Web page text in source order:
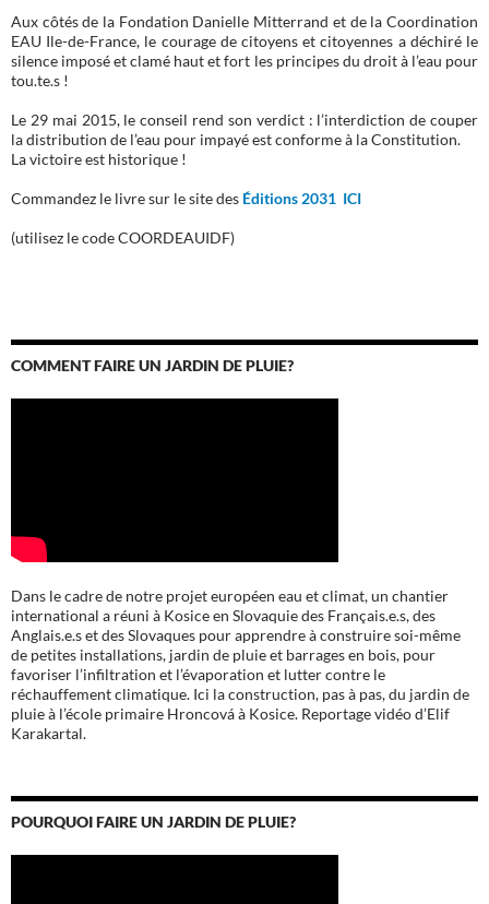
Aux côtés de la Fondation Danielle Mitterrand et de la Coordination
EAU Ile-de-France, le courage de citoyens et citoyennes a déchiré le
silence imposé et clamé haut et fort les principes du droit à l’eau pour
tou.te.s !
Le 29 mai 2015, le conseil rend son verdict : l’interdiction de couper
la distribution de l’eau pour impayé est conforme à la Constitution.
La victoire est historique !
Commandez le livre sur le site des Éditions 2031 ICI
(utilisez le code COORDEAUIDF)
COMMENT FAIRE UN JARDIN DE PLUIE?
Dans le cadre de notre projet européen eau et climat, un chantier
international a réuni à Kosice en Slovaquie des Français.e.s, des
Anglais.e.s et des Slovaques pour apprendre à construire soi-même
de petites installations, jardin de pluie et barrages en bois, pour
favoriser l’infiltration et l’évaporation et lutter contre le
réchauffement climatique. Ici la construction, pas à pas, du jardin de
pluie à l’école primaire Hroncová à Kosice. Reportage vidéo d’Elif
Karakartal.
POURQUOI FAIRE UN JARDIN DE PLUIE?